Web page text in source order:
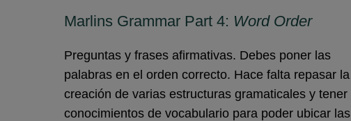
Marlins Grammar Part 4: Word Order
Preguntas y frases afirmativas. Debes poner las
palabras en el orden correcto. Hace falta repasar la
creación de varias estructuras gramaticales y tener
conocimientos de vocabulario para poder ubicar las